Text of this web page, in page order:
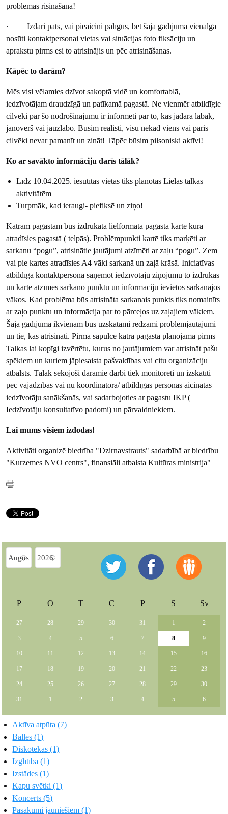
problēmas risināšanā!
· Izdari pats, vai pieaicini palīgus, bet šajā gadījumā vienalga
nosūti kontaktpersonai vietas vai situācijas foto fiksāciju un
aprakstu pirms esi to atrisinājis un pēc atrisināšanas.
Kāpēc to darām?
Mēs visi vēlamies dzīvot sakoptā vidē un komfortablā,
iedzīvotājam draudzīgā un patīkamā pagastā. Ne vienmēr atbildīgie
cilvēki par šo nodrošinājumu ir informēti par to, kas jādara labāk,
jānovērš vai jāuzlabo. Būsim reālisti, visu nekad viens vai pāris
cilvēki nevar pamanīt un zināt! Tāpēc būsim pilsoniski aktīvi!
Ko ar savākto informāciju darīs tālāk?
Līdz 10.04.2025. iesūtītās vietas tiks plānotas Lielās talkas
aktivitātēm
Turpmāk, kad ieraugi- piefiksē un ziņo!
Katram pagastam būs izdrukāta lielformāta pagasta karte kura
atradīsies pagastā ( telpās). Problēmpunkti kartē tiks marķēti ar
sarkanu “pogu”, atrisinātie jautājumi atzīmēti ar zaļu “pogu”. Zem
vai pie kartes atradīsies A4 vāki sarkanā un zaļā krāsā. Iniciatīvas
atbildīgā kontaktpersona saņemot iedzīvotāju ziņojumu to izdrukās
un kartē atzīmēs sarkano punktu un informāciju ievietos sarkanajos
vākos. Kad problēma būs atrisināta sarkanais punkts tiks nomainīts
ar zaļo punktu un informācija par to pārceļos uz zaļajiem vākiem.
Šajā gadījumā ikvienam būs uzskatāmi redzami problēmjautājumi
un tie, kas atrisināti. Pirmā sapulce katrā pagastā plānojama pirms
Talkas lai kopīgi izvērtētu, kurus no jautājumiem var atrisināt pašu
spēkiem un kuriem jāpiesaista pašvaldības vai citu organizāciju
atbalsts. Tālāk sekojoši darāmie darbi tiek monitorēti un izskatīti
pēc vajadzības vai nu koordinatora/ atbildīgās personas aicinātās
iedzīvotāju sanākšanās, vai sadarbojoties ar pagastu IKP (
Iedzīvotāju konsultatīvo padomi) un pārvaldniekiem.
Lai mums visiem izdodas!
Aktivitāti organizē biedrība "Dzirnavstrauts" sadarbībā ar biedrību
"Kurzemes NVO centrs", finansiāli atbalsta Kultūras ministrija"
P O T C P S Sv
27 28 29 30 31 1 2
3 4 5 6 7 8 9
10 11 12 13 14 15 16
17 18 19 20 21 22 23
24 25 26 27 28 29 30
31 1 2 3 4 5 6
Aktīva atpūta (7)
Balles (1)
Diskotēkas (1)
Izglītība (1)
Izstādes (1)
Kapu svētki (1)
Koncerts (5)
Pasākumi jauniešiem (1)